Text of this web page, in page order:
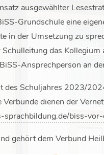
ausgewählter
Grundschule eine
in der Umsetzung zu
das
Ansprechperson an
des Schuljahres 2023/
dienen der
sprachbildung.de/biss-
gehört dem Verbund